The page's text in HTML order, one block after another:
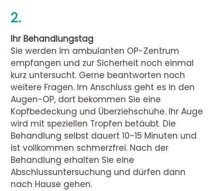
2.
Ihr Behandlungstag
Sie werden im ambulanten OP-Zentrum
empfangen und zur Sicherheit noch einmal
kurz untersucht. Gerne beantworten noch
weitere Fragen. Im Anschluss geht es in den
Augen-OP, dort bekommen Sie eine
Kopfbedeckung und Überziehschuhe. Ihr Auge
wird mit speziellen Tropfen betäubt. Die
Behandlung selbst dauert 10-15 Minuten und
ist vollkommen schmerzfrei. Nach der
Behandlung erhalten Sie eine
Abschlussuntersuchung und dürfen dann
nach Hause gehen.